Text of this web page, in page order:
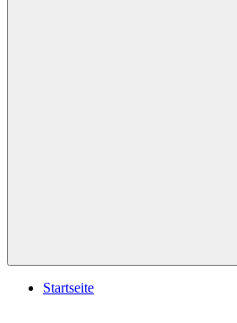
Startseite